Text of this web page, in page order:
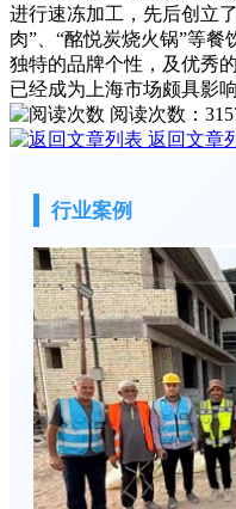
进行速冻加工，先后创立
肉”、“酩悦炭烧火锅”等餐
独特的品牌个性，及优秀
已经成为上海市场颇具影
阅读次数：
返回文章
行业案例